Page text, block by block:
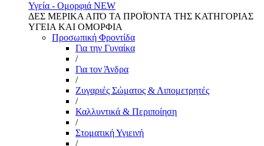
Υγεία - Ομορφιά NEW
ΔΕΣ ΜΕΡΙΚΑ ΑΠΌ ΤΑ ΠΡΟΪΌΝΤΑ ΤΗΣ ΚΑΤΗΓΟΡΙΑΣ
ΥΓΕΙΑ ΚΑΙ ΟΜΟΡΦΙΑ
Προσωπική Φροντίδα
Για την Γυναίκα
/
Για τον Άνδρα
/
Ζυγαριές Σώματος & Λιπομετρητές
/
Καλλυντικά & Περιποίηση
/
Στοματική Υγιεινή
/